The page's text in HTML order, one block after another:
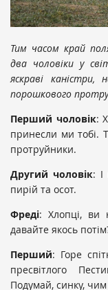
Тим часом край
два чоловіки у
яскраві
порошкового
Перший чоловік:
принесли ми тобі.
протруйники.
Другий чоловік: І
пирій та осот.
Фреді: Хлопці, ви
давайте якось
Перший: Горе
пресвітлого
Подумай, синку,